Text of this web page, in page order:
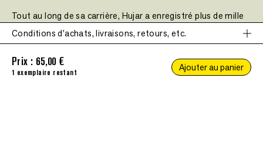
Tout au long de sa carrière, Hujar a enregistré plus de mille
séances photo dans ses carnets de travail. Ces documents,
transcrits et annotés par Olivia McCall, illuminent, de plus,
premières itérations de ses œuvres les plus iconiques. C’est
pourquoi ce volume s’impose comme une plongée
Conditions d'achats, livraisons, retours, etc.
Prix : 65,00 €
1 exemplaire restant Ajouter au panier
Ce site nécessite l'autorisation de cookies pour fonctionner
correctement.
Accepter